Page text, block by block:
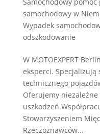
Samochodowy pomoc
samochodowy w
Wypadek
odszkodowanie
W MOTOEXPERT
eksperci. Specjalizują
technicznego
Oferujemy
Stowarzyszeniem
Rzeczoznawców...